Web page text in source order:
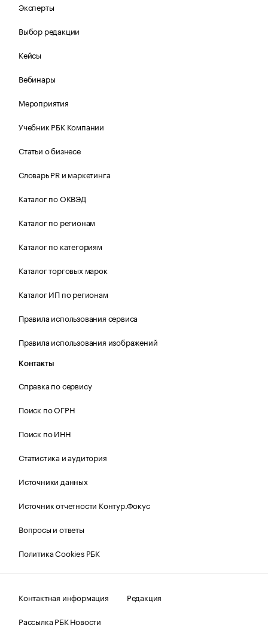
Эксперты
Выбор редакции
Кейсы
Вебинары
Мероприятия
Учебник РБК Компании
Статьи о бизнесе
Словарь PR и маркетинга
Каталог по ОКВЭД
Каталог по регионам
Каталог по категориям
Каталог торговых марок
Каталог ИП по регионам
Правила использования сервиса
Правила использования изображений
Контакты
Справка по сервису
Поиск по ОГРН
Поиск по ИНН
Статистика и аудитория
Источники данных
Источник отчетности Контур.Фокус
Вопросы и ответы
Политика Cookies РБК
Контактная информация
Редакция
Рассылка РБК Новости